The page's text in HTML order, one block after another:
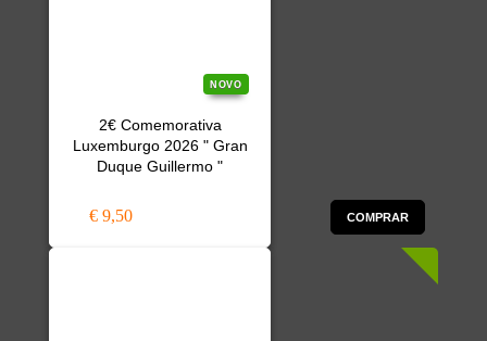
NOVO
2€ Comemorativa
Luxemburgo 2026 " Gran
Duque Guillermo "
€ 9,50 COMPRAR